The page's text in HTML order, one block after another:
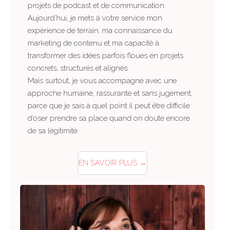
projets de podcast et de communication.
Aujourd’hui, je mets à votre service mon
expérience de terrain, ma connaissance du
marketing de contenu et ma capacité à
transformer des idées parfois floues en projets
concrets, structurés et alignés.
Mais surtout, je vous accompagne avec une
approche humaine, rassurante et sans jugement,
parce que je sais à quel point il peut être difficile
d’oser prendre sa place quand on doute encore
de sa légitimité.
EN SAVOIR PLUS →